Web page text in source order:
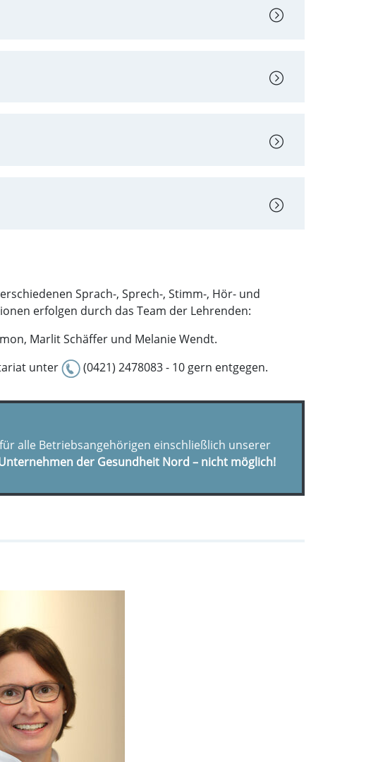
Sprach-, Sprech-, Stimm-, Hör- und
erfolgen durch das Team der Lehrenden:
Marlit Schäffer und Melanie Wendt.
unter
(0421) 2478083 - 10 gern entgegen.
alle Betriebsangehörigen einschließlich unserer
der Gesundheit Nord – nicht möglich!